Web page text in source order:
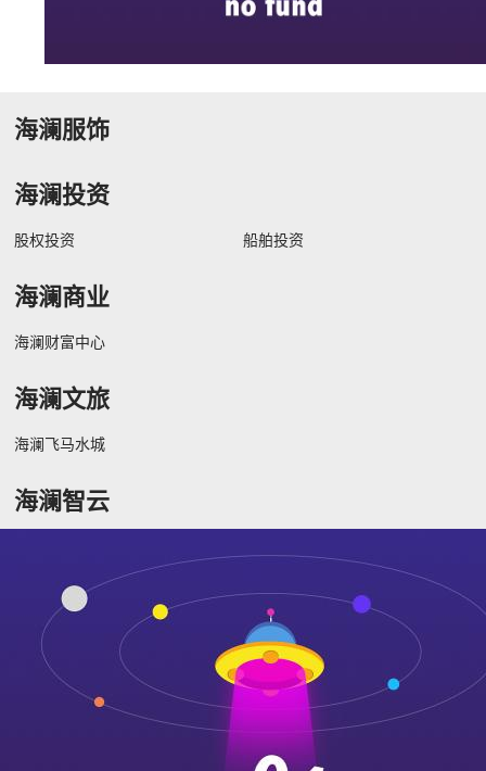
海澜服饰
海澜投资
股权投资 船舶投资
海澜商业
海澜财富中心
海澜文旅
海澜飞马水城
海澜智云